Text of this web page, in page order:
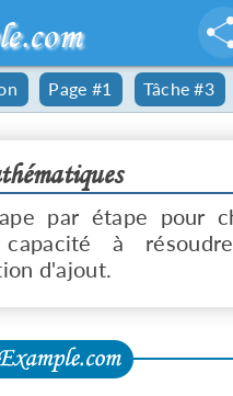
Page #1 Tâche #3
par étape pour
à
d'ajout.